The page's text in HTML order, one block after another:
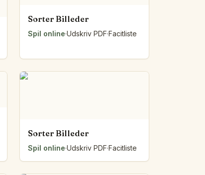
Sorter Billeder
Spil online·Udskriv PDF·Facitliste
Sorter Billeder
Spil online·Udskriv PDF·Facitliste